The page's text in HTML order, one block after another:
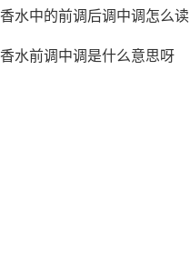
香水中的前调后调中调怎么读
香水前调中调是什么意思呀